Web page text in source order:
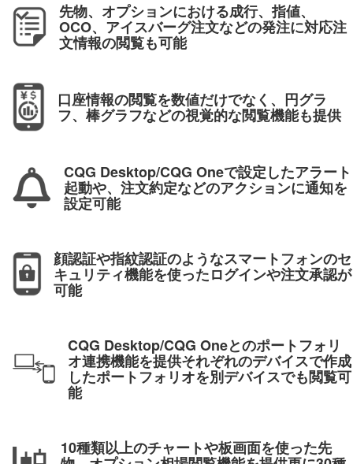
先物、オプションにおける成行、指値、
OCO、アイスバーグ注文などの発注に対応注
文情報の閲覧も可能
口座情報の閲覧を数値だけでなく、円グラ
フ、棒グラフなどの視覚的な閲覧機能も提供
CQG Desktop/CQG Oneで設定したアラート
起動や、注文約定などのアクションに通知を
設定可能
顔認証や指紋認証のようなスマートフォンのセ
キュリティ機能を使ったログインや注文承認が
可能
CQG Desktop/CQG Oneとのポートフォリ
オ連携機能を提供それぞれのデバイスで作成
したポートフォリオを別デバイスでも閲覧可
能
10種類以上のチャートや板画面を使った先